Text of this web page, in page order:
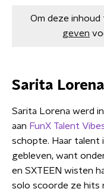
Om deze
geven
Sarita Lorena
Sarita Lorena werd
aan FunX Talent
schopte. Haar talent
gebleven, want
en SXTEEN wisten
solo scoorde ze hits